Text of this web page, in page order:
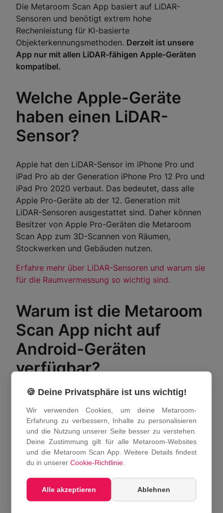
Die Metaroom Scan App basiert auf LiDAR-
Sensoren und benötigt extrem hohe
Rechenleistung für KI-basierte
Objekterkennungsmethoden. Derzeit ist unsere
App nur mit allen LiDAR-fähigen Apple-Geräten
kompatibel.
Welche Apple-Geräte
haben einen LiDAR-
Sensor?
Apple hat den LiDAR-Sensor im iPhone Pro und
iPad Pro ab der Generation iPhone Pro 12 Pro und
iPad Pro 2020 verbaut. Das bedeutet, dass alle
Apple Pro-Geräte ab der 12. Generation mit
LiDAR-Sensoren ausgestattet sind. Daher können
Besitzer von Apple Pro-Geräten die Metaroom
Scan App zum 3D-Scannen von Räumen,
Stockwerken und Gebäuden nutzen.
Erfahre mehr über LiDAR-Sensoren und warum sie
für die Raumvermessung so wichtig sind.
Warum ist die Metaroom
Scan App nicht auf
Android-Geräten
verfügbar?
Obwohl die Metaroom Scan App theoretisch auf
Android-Geräten mit LiDAR-Sensoren verwendet
werden kann, solltest du bedenken, dass derzeit
nur eine begrenzte Anzahl von Geräten auf dem
Android-Markt mit LiDAR-Sensoren ausgestattet
Um qualitativ hochwertige Scanergebnisse zu
gewährleisten, arbeiten wir mit Smartphone-
Herstellern zusammen, die ihre Geräte konsequent
🍪 Deine Privatsphäre ist uns wichtig!
Wir verwenden Cookies, um deine Metaroom-
Erfahrung zu verbessern, Inhalte zu personalisieren
und die Nutzung unserer Seite besser zu verstehen.
Deine Zustimmung gilt für alle Metaroom-Websites
und die Metaroom Scan App. Weitere Details findest
du in unsererCookie-Richtlinie
Alle akzeptieren Ablehnen